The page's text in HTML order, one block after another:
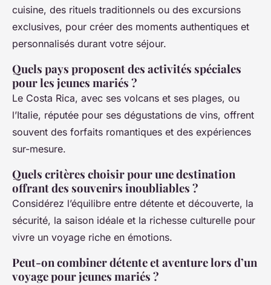
cuisine, des rituels traditionnels ou des excursions
exclusives, pour créer des moments authentiques et
personnalisés durant votre séjour.
Quels pays proposent des activités spéciales
pour les jeunes mariés ?
Le Costa Rica, avec ses volcans et ses plages, ou
l’Italie, réputée pour ses dégustations de vins, offrent
souvent des forfaits romantiques et des expériences
sur-mesure.
Quels critères choisir pour une destination
offrant des souvenirs inoubliables ?
Considérez l’équilibre entre détente et découverte, la
sécurité, la saison idéale et la richesse culturelle pour
vivre un voyage riche en émotions.
Peut-on combiner détente et aventure lors d’un
voyage pour jeunes mariés ?